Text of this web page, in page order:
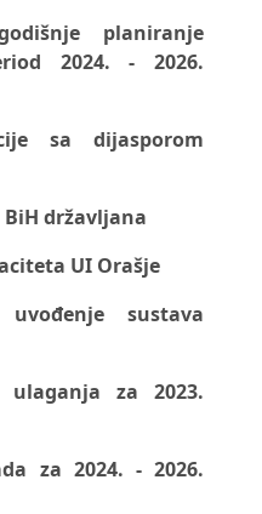
planiranje
2024. - 2026.
sa dijasporom
državljana
UI Orašje
sustava
za 2023.
za 2024. - 2026.